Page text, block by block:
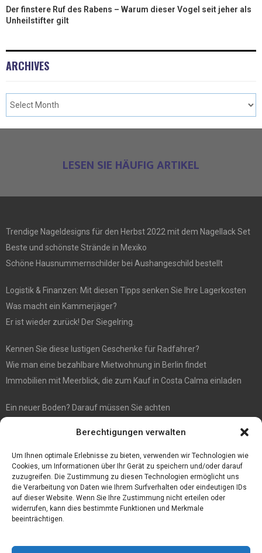
Berechtigungen verwalten
Um Ihnen optimale Erlebnisse zu bieten, verwenden wir Technologien wie
Cookies, um Informationen über Ihr Gerät zu speichern und/oder darauf
zuzugreifen. Die Zustimmung zu diesen Technologien ermöglicht uns
die Verarbeitung von Daten wie Ihrem Surfverhalten oder eindeutigen IDs
auf dieser Website. Wenn Sie Ihre Zustimmung nicht erteilen oder
widerrufen, kann dies bestimmte Funktionen und Merkmale
beeinträchtigen.
Der finstere Ruf des Rabens – Warum dieser Vogel seit jeher als
Unheilstifter gilt
ARCHIVES
LESEN SIE HÄUFIG ARTIKEL
Trendige Nageldesigns für den Herbst 2022 mit dem Nagellack Set
Beste und schönste Strände in Mexiko
Schöne Hausnummernschilder bei Aushangeschild bestellt
Logistik & Finanzen: Mit diesen Tipps senken Sie Ihre Lagerkosten
Was macht ein Kammerjäger?
Er ist wieder zurück! Der Siegelring.
Kennen Sie diese lustigen Geschenke für Radfahrer?
Wie man eine bezahlbare Mietwohnung in Berlin findet
Immobilien mit Meerblick, die zum Kauf in Costa Calma einladen
Ein neuer Boden? Darauf müssen Sie achten
Eine effiziente Sackentleerung zur Optimierung der Prozessabläufe